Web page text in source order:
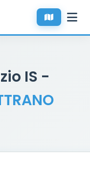
IS -